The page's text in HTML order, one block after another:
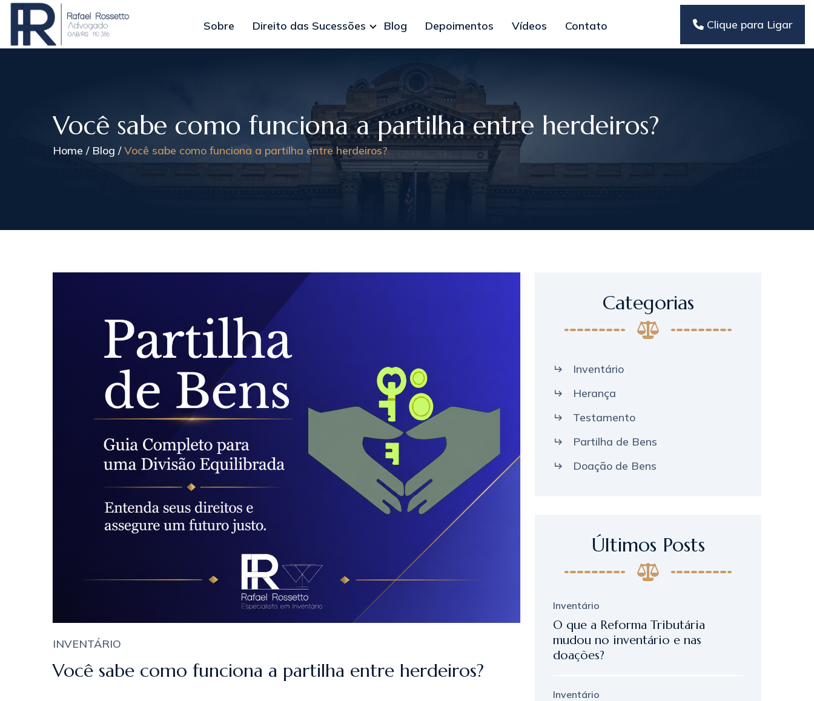
Sobre Direito das Sucessões Blog Depoimentos Vídeos Contato Clique para Ligar
Você sabe como funciona a partilha entre herdeiros?
Home Blog Você sabe como funciona a partilha entre herdeiros?
INVENTÁRIO
Você sabe como funciona a partilha entre herdeiros?
Categorias
Inventário
Herança
Testamento
Partilha de Bens
Doação de Bens
Últimos Posts
Inventário
O que a Reforma Tributária
mudou no inventário e nas
doações?
Inventário